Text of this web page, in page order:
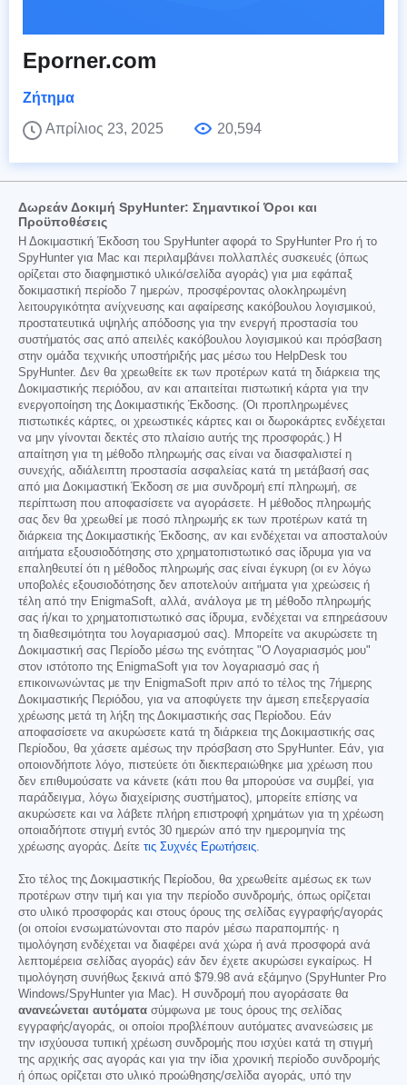
Eporner.com
Ζήτημα
Απρίλιος 23, 2025
20,594
Δωρεάν Δοκιμή SpyHunter: Σημαντικοί Όροι και
Προϋποθέσεις
Η Δοκιμαστική Έκδοση του SpyHunter αφορά το SpyHunter Pro ή το
SpyHunter για Mac και περιλαμβάνει πολλαπλές συσκευές (όπως
ορίζεται στο διαφημιστικό υλικό/σελίδα αγοράς) για μια εφάπαξ
δοκιμαστική περίοδο 7 ημερών, προσφέροντας ολοκληρωμένη
λειτουργικότητα ανίχνευσης και αφαίρεσης κακόβουλου λογισμικού,
προστατευτικά υψηλής απόδοσης για την ενεργή προστασία του
συστήματός σας από απειλές κακόβουλου λογισμικού και πρόσβαση
στην ομάδα τεχνικής υποστήριξής μας μέσω του HelpDesk του
SpyHunter. Δεν θα χρεωθείτε εκ των προτέρων κατά τη διάρκεια της
Δοκιμαστικής περιόδου, αν και απαιτείται πιστωτική κάρτα για την
ενεργοποίηση της Δοκιμαστικής Έκδοσης. (Οι προπληρωμένες
πιστωτικές κάρτες, οι χρεωστικές κάρτες και οι δωροκάρτες ενδέχεται
να μην γίνονται δεκτές στο πλαίσιο αυτής της προσφοράς.) Η
απαίτηση για τη μέθοδο πληρωμής σας είναι να διασφαλιστεί η
συνεχής, αδιάλειπτη προστασία ασφαλείας κατά τη μετάβασή σας
από μια Δοκιμαστική Έκδοση σε μια συνδρομή επί πληρωμή, σε
περίπτωση που αποφασίσετε να αγοράσετε. Η μέθοδος πληρωμής
σας δεν θα χρεωθεί με ποσό πληρωμής εκ των προτέρων κατά τη
διάρκεια της Δοκιμαστικής Έκδοσης, αν και ενδέχεται να αποσταλούν
αιτήματα εξουσιοδότησης στο χρηματοπιστωτικό σας ίδρυμα για να
επαληθευτεί ότι η μέθοδος πληρωμής σας είναι έγκυρη (οι εν λόγω
υποβολές εξουσιοδότησης δεν αποτελούν αιτήματα για χρεώσεις ή
τέλη από την EnigmaSoft, αλλά, ανάλογα με τη μέθοδο πληρωμής
σας ή/και το χρηματοπιστωτικό σας ίδρυμα, ενδέχεται να επηρεάσουν
τη διαθεσιμότητα του λογαριασμού σας). Μπορείτε να ακυρώσετε τη
Δοκιμαστική σας Περίοδο μέσω της ενότητας "Ο Λογαριασμός μου"
στον ιστότοπο της EnigmaSoft για τον λογαριασμό σας ή
επικοινωνώντας με την EnigmaSoft πριν από το τέλος της 7ήμερης
Δοκιμαστικής Περιόδου, για να αποφύγετε την άμεση επεξεργασία
χρέωσης μετά τη λήξη της Δοκιμαστικής σας Περίοδου. Εάν
αποφασίσετε να ακυρώσετε κατά τη διάρκεια της Δοκιμαστικής σας
Περίοδου, θα χάσετε αμέσως την πρόσβαση στο SpyHunter. Εάν, για
οποιονδήποτε λόγο, πιστεύετε ότι διεκπεραιώθηκε μια χρέωση που
δεν επιθυμούσατε να κάνετε (κάτι που θα μπορούσε να συμβεί, για
παράδειγμα, λόγω διαχείρισης συστήματος), μπορείτε επίσης να
ακυρώσετε και να λάβετε πλήρη επιστροφή χρημάτων για τη χρέωση
οποιαδήποτε στιγμή εντός 30 ημερών από την ημερομηνία της
χρέωσης αγοράς. Δείτε τις Συχνές Ερωτήσεις.
Στο τέλος της Δοκιμαστικής Περίοδου, θα χρεωθείτε αμέσως εκ των
προτέρων στην τιμή και για την περίοδο συνδρομής, όπως ορίζεται
στο υλικό προσφοράς και στους όρους της σελίδας εγγραφής/αγοράς
(οι οποίοι ενσωματώνονται στο παρόν μέσω παραπομπής· η
τιμολόγηση ενδέχεται να διαφέρει ανά χώρα ή ανά προσφορά ανά
λεπτομέρεια σελίδας αγοράς) εάν δεν έχετε ακυρώσει εγκαίρως. Η
τιμολόγηση συνήθως ξεκινά από $79.98 ανά εξάμηνο (SpyHunter Pro
Windows/SpyHunter για Mac). Η συνδρομή που αγοράσατε θα
ανανεώνεται αυτόματα σύμφωνα με τους όρους της σελίδας
εγγραφής/αγοράς, οι οποίοι προβλέπουν αυτόματες ανανεώσεις με
την ισχύουσα τυπική χρέωση συνδρομής που ισχύει κατά τη στιγμή
της αρχικής σας αγοράς και για την ίδια χρονική περίοδο συνδρομής
ή όπως ορίζεται στο υλικό προώθησης/σελίδα αγοράς, υπό την